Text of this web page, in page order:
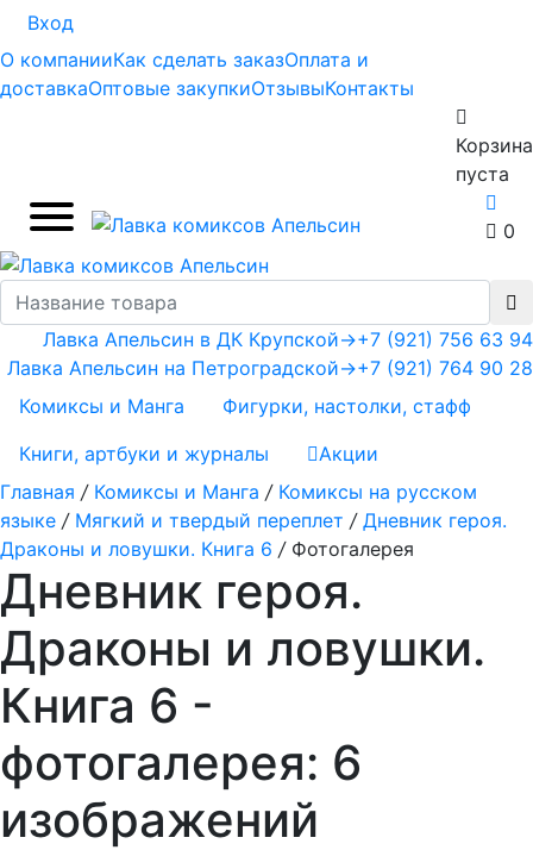
Вход
О компанииКак сделать заказОплата и
доставкаОптовые закупкиОтзывыКонтакты
Корзина
пуста
0
+7 (921) 756 63 94
+7 (921) 764 90 28
Лавка Апельсин в ДК Крупской→
Лавка Апельсин на Петроградской→
Комиксы и Манга
Фигурки, настолки, стафф
Книги, артбуки и журналы
Акции
Главная / Комиксы и Манга / Комиксы на русском
языке / Мягкий и твердый переплет / Дневник героя.
Драконы и ловушки. Книга 6 / Фотогалерея
Дневник героя.
Драконы и ловушки.
Книга 6 -
фотогалерея: 6
изображений